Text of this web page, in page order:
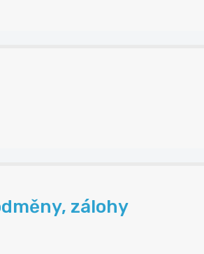
zálohy